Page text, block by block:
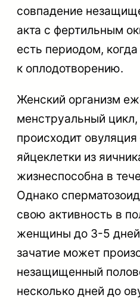
совпадение
акта с фертильным
есть периодом, когда
к оплодотворению.
Женский организм
менструальный цикл,
происходит
яйцеклетки из
жизнеспособна в
Однако
свою активность в
женщины до 3-5 дней.
зачатие может
незащищенный
несколько дней до